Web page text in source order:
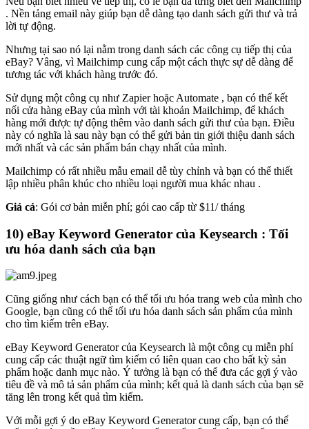
. Nền tảng email này giúp bạn dễ dàng tạo danh sách gửi thư và trả
lời tự động.
Nhưng tại sao nó lại nằm trong danh sách các công cụ tiếp thị của
eBay? Vâng, vì Mailchimp cung cấp một cách thực sự dễ dàng để
tương tác với khách hàng trước đó.
Sử dụng một công cụ như Zapier hoặc Automate , bạn có thể kết
nối cửa hàng eBay của mình với tài khoản Mailchimp, để khách
hàng mới được tự động thêm vào danh sách gửi thư của bạn. Điều
này có nghĩa là sau này bạn có thể gửi bản tin giới thiệu danh sách
mới nhất và các sản phẩm bán chạy nhất của mình.
Mailchimp có rất nhiều mẫu email dễ tùy chỉnh và bạn có thể thiết
lập nhiều phân khúc cho nhiều loại người mua khác nhau .
Giá cả: Gói cơ bản miễn phí; gói cao cấp từ $11/ tháng
10) eBay Keyword Generator của Keysearch : Tối
ưu hóa danh sách của bạn
Cũng giống như cách bạn có thể tối ưu hóa trang web của mình cho
Google, bạn cũng có thể tối ưu hóa danh sách sản phẩm của mình
cho tìm kiếm trên eBay.
eBay Keyword Generator của Keysearch là một công cụ miễn phí
cung cấp các thuật ngữ tìm kiếm có liên quan cao cho bất kỳ sản
phẩm hoặc danh mục nào. Ý tưởng là bạn có thể đưa các gợi ý vào
tiêu đề và mô tả sản phẩm của mình; kết quả là danh sách của bạn sẽ
tăng lên trong kết quả tìm kiếm.
Với mỗi gợi ý do eBay Keyword Generator cung cấp, bạn có thể